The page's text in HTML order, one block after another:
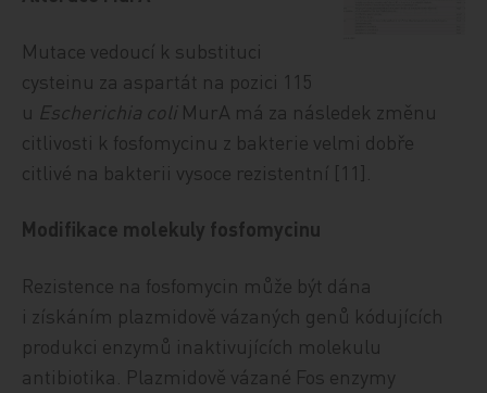
Mutace vedoucí k substituci
cysteinu za aspartát na pozici 115
u Escherichia coli MurA má za následek změnu
citlivosti k fosfomycinu z bakterie velmi dobře
citlivé na bakterii vysoce rezistentní [11].
Modifikace molekuly fosfomycinu
Rezistence na fosfomycin může být dána
i získáním plazmidově vázaných genů kódujících
produkci enzymů inaktivujících molekulu
antibiotika. Plazmidově vázané Fos enzymy